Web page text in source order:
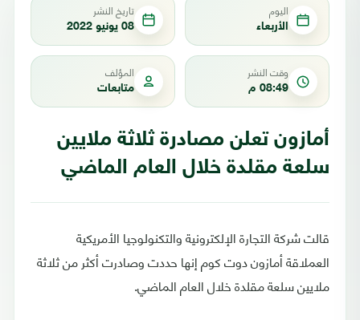
اليوم
الأربعاء
تاريخ النشر
08 يونيو 2022
وقت النشر
08:49 م
المؤلف
متابعات
أمازون تعلن مصادرة ثلاثة ملايين
سلعة مقلدة خلال العام الماضي
قالت شركة التجارة الإلكترونية والتكنولوجيا الأمريكية
العملاقة أمازون دوت كوم إنها حددت وصادرت أكثر من ثلاثة
ملايين سلعة مقلدة خلال العام الماضي.